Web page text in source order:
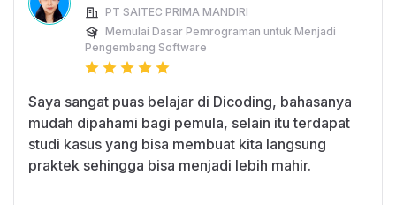
PT SAITEC PRIMA MANDIRI
Memulai Dasar Pemrograman untuk Menjadi
Pengembang Software
Saya sangat puas belajar di Dicoding, bahasanya
mudah dipahami bagi pemula, selain itu terdapat
studi kasus yang bisa membuat kita langsung
praktek sehingga bisa menjadi lebih mahir.